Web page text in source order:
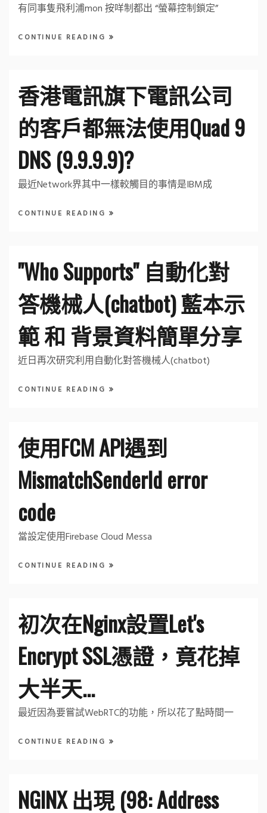
有同事隻飛利浦mon 按咩制都出 “螢幕控制鎖定”
CONTINUE READING
香港電訊旗下電訊公司
的客戶都無法使用Quad 9
DNS (9.9.9.9)?
最近Network界其中一樣較觸目的事情是IBM成
CONTINUE READING
"Who Supports" 自動化對
答機械人(chatbot) 藍本示
範 和 背景資料簡單分享
近日再次研究利用自動化對答機械人(chatbot)
CONTINUE READING
使用FCM API遇到
MismatchSenderId error
code
當設定使用Firebase Cloud Messa
CONTINUE READING
初次在Nginx設置Let's
Encrypt SSL憑證，竟花掉
大半天...
最近因為要嘗試WebRTC的功能，所以花了點時間一
CONTINUE READING
NGINX 出現 (98: Address